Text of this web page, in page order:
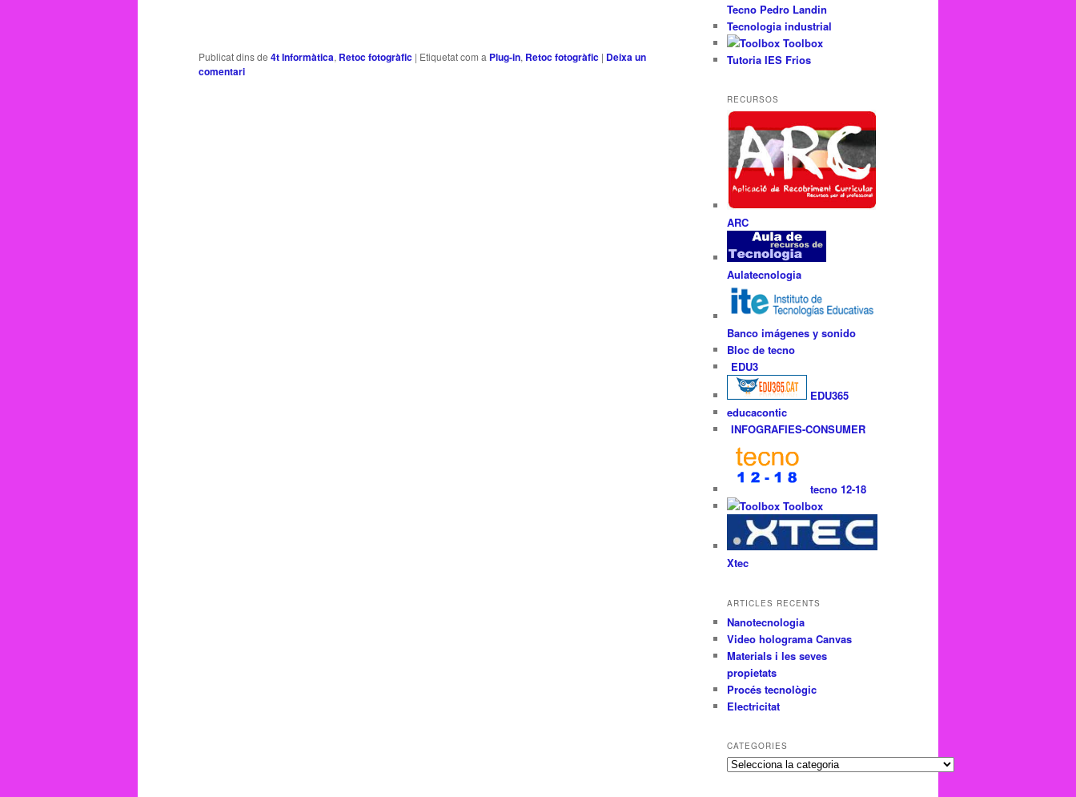
Publicat dins de 4t Informàtica, Retoc fotogràfic | Etiquetat com a Plug-in, Retoc fotogràfic | Deixa un
comentari
Tecno Pedro Landin
Tecnologia industrial
Toolbox
Tutoria IES Frios
RECURSOS
ARC
Aulatecnologia
Banco imágenes y sonido
Bloc de tecno
EDU3
EDU365
educacontic
INFOGRAFIES-CONSUMER
tecno 12-18
Toolbox
Xtec
ARTICLES RECENTS
Nanotecnologia
Video holograma Canvas
Materials i les seves
propietats
Procés tecnològic
Electricitat
CATEGORIES
C